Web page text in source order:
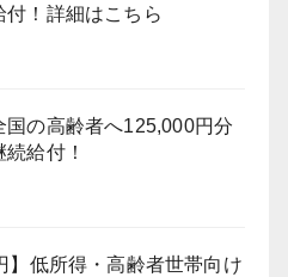
付！詳細はこちら
国の高齢者へ125,000円分
給付！
】低所得・高齢者世帯向け